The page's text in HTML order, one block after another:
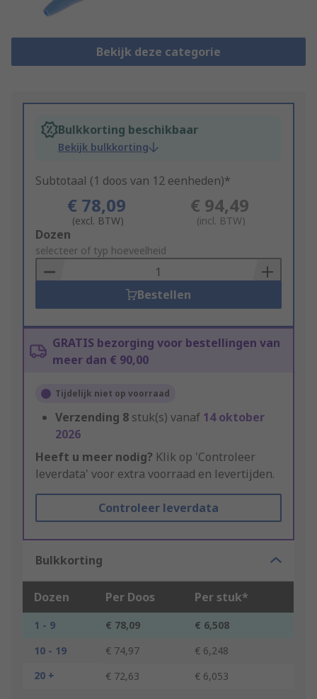
Bekijk deze categorie
Bulkkorting beschikbaar
Bekijk bulkkorting
Subtotaal (1 doos van 12 eenheden)*
€ 78,09
(excl. BTW)
€ 94,49
(incl. BTW)
Add
to
Basket
Dozen
selecteer of typ hoeveelheid
Bestellen
GRATIS bezorging voor bestellingen van
meer dan € 90,00
Tijdelijk niet op voorraad
Verzending 8 stuk(s) vanaf 14 oktober
2026
Heeft u meer nodig? Klik op 'Controleer
leverdata' voor extra voorraad en levertijden.
Controleer leverdata
Bulkkorting
Dozen Per Doos Per stuk*
1 - 9 € 78,09
€ 6,508
10 - 19
€ 74,97
€ 6,248
20 +
€ 72,63 € 6,053